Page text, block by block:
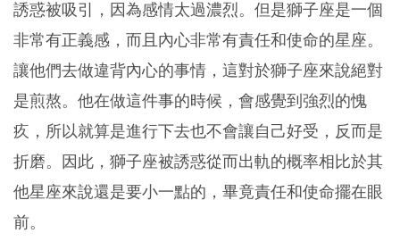
誘惑被吸引，因為感情太過濃烈。但是獅子座是一個
非常有正義感，而且內心非常有責任和使命的星座。
讓他們去做違背內心的事情，這對於獅子座來說絕對
是煎熬。他在做這件事的時候，會感覺到強烈的愧
疚，所以就算是進行下去也不會讓自己好受，反而是
折磨。因此，獅子座被誘惑從而出軌的概率相比於其
他星座來說還是要小一點的，畢竟責任和使命擺在眼
前。